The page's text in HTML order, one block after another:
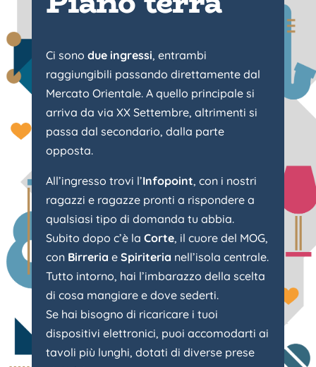
Ci sono due ingressi, entrambi
raggiungibili passando direttamente dal
Mercato Orientale. A quello principale si
arriva da via XX Settembre, altrimenti si
passa dal secondario, dalla parte
opposta.
All’ingresso trovi l’Infopoint, con i nostri
ragazzi e ragazze pronti a rispondere a
qualsiasi tipo di domanda tu abbia.
Subito dopo c’è la Corte, il cuore del MOG,
con Birreria e Spiriteria nell’isola centrale.
Tutto intorno, hai l’imbarazzo della scelta
di cosa mangiare e dove sederti.
Se hai bisogno di ricaricare i tuoi
dispositivi elettronici, puoi accomodarti ai
tavoli più lunghi, dotati di diverse prese